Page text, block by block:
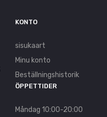
KONTO
sisukaart
Minu konto
Beställningshistorik
ÖPPETTIDER
Måndag 10:00-20:00